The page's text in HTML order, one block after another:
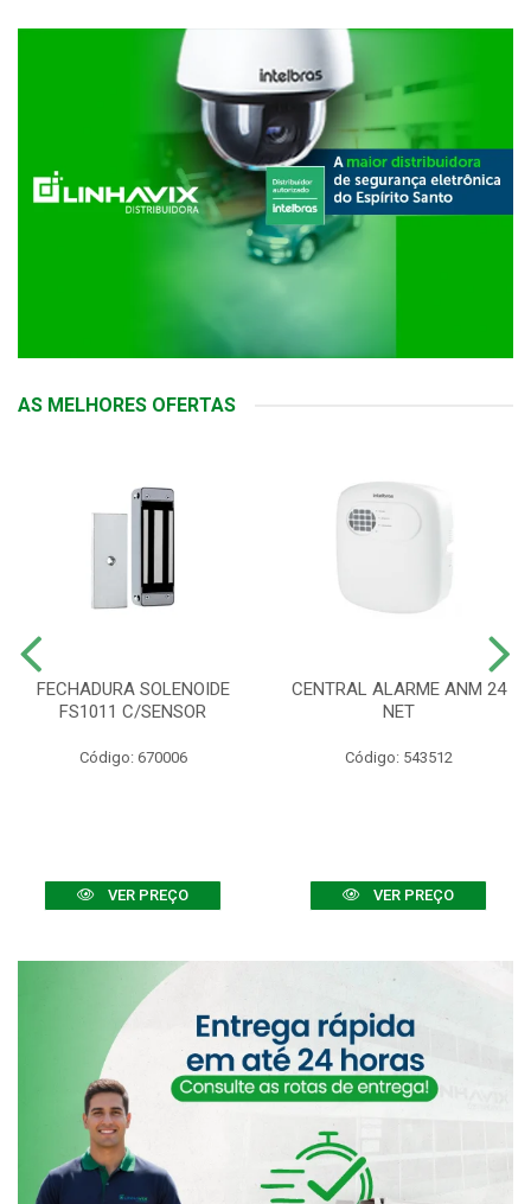
AS MELHORES OFERTAS
FECHADURA SOLENOIDE
FS1011 C/SENSOR
Código: 670006
VER PREÇO
CENTRAL ALARME ANM 24
NET
Código: 543512
VER PREÇO